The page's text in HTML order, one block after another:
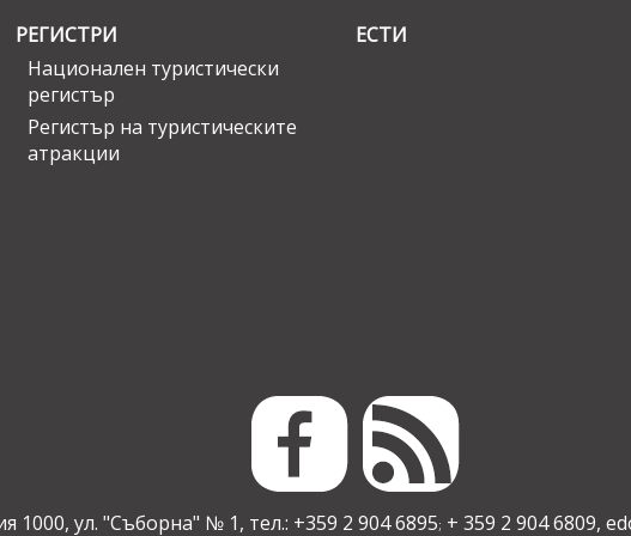
РЕГИСТРИ
Национален туристически
регистър
Регистър на туристическите
атракции
ЕСТИ
ул. "Съборна" № 1, тел.: +359 2 904 6895; + 359 2 904 6809,